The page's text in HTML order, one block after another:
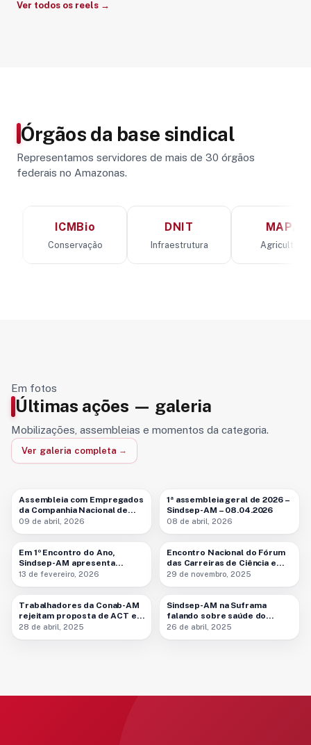
Ver todos os reels →
Órgãos da base sindical
Representamos servidores de mais de 30 órgãos
federais no Amazonas.
ICMBio
Conservação Infraestrutura Agricultura
Em fotos
Últimas ações — galeria
Mobilizações, assembleias e momentos da categoria.
Ver galeria completa
Assembleia com Empregados
da Companhia Nacional de
Abastecimento (Conab) –
09 de abril, 2026
1ª assembleia geral de 2026 –
Sindsep-AM – 08.04.2026
08 de abril, 2026
9 fotos
Em 1º Encontro do Ano,
Sindsep-AM apresenta
pautas para aposentados em
13 de fevereiro, 2026
9 fotos
Encontro Nacional do Fórum
das Carreiras de Ciência e
Tecnologia – 29.11.2025
29 de novembro, 2025
3 fotos
Trabalhadores da Conab-AM
rejeitam proposta de ACT e
defendem mobilização
28 de abril, 2025
4 fotos
Sindsep-AM na Suframa
falando sobre saúde do
trabalhador no ‘Abril Verde’ –
26 de abril, 2025